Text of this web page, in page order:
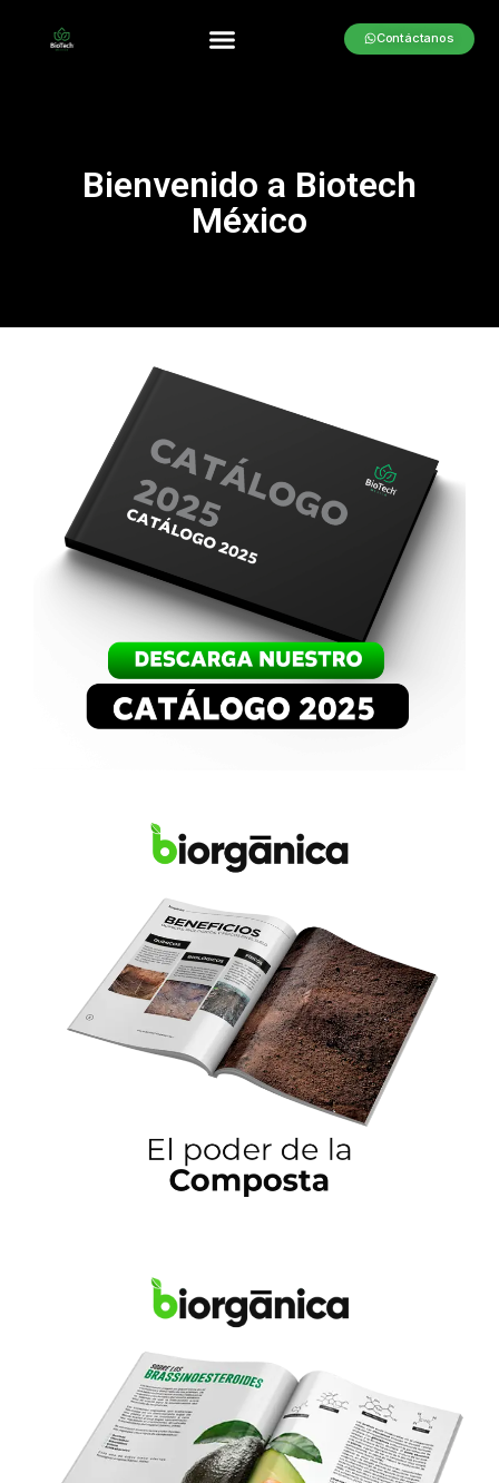
Contáctanos
Bienvenido a Biotech
México